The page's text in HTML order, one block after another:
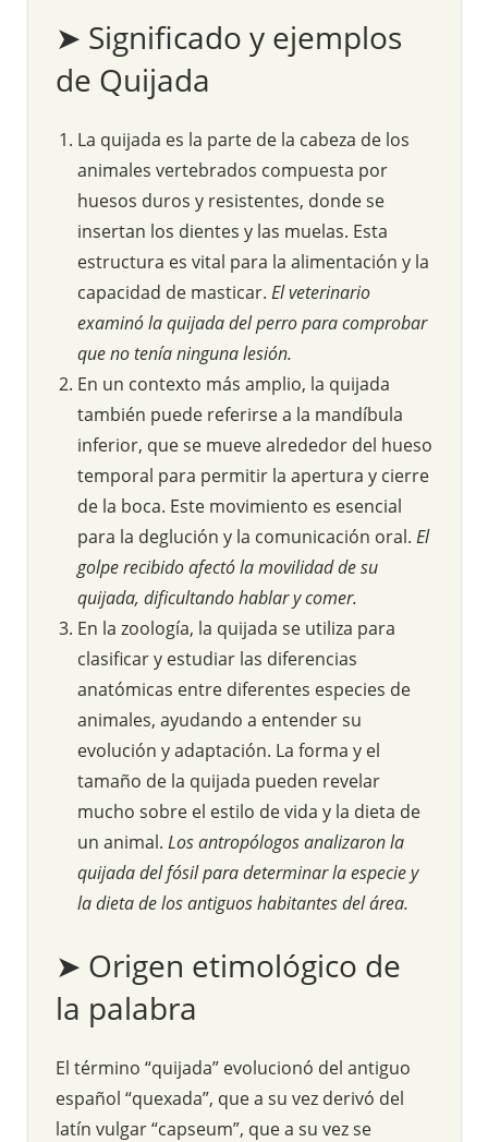
➤ Significado y ejemplos
de Quijada
La quijada es la parte de la cabeza de los
animales vertebrados compuesta por
huesos duros y resistentes, donde se
insertan los dientes y las muelas. Esta
estructura es vital para la alimentación y la
capacidad de masticar. El veterinario
examinó la quijada del perro para comprobar
que no tenía ninguna lesión.
En un contexto más amplio, la quijada
también puede referirse a la mandíbula
inferior, que se mueve alrededor del hueso
temporal para permitir la apertura y cierre
de la boca. Este movimiento es esencial
para la deglución y la comunicación oral. El
golpe recibido afectó la movilidad de su
quijada, dificultando hablar y comer.
En la zoología, la quijada se utiliza para
clasificar y estudiar las diferencias
anatómicas entre diferentes especies de
animales, ayudando a entender su
evolución y adaptación. La forma y el
tamaño de la quijada pueden revelar
mucho sobre el estilo de vida y la dieta de
un animal. Los antropólogos analizaron la
quijada del fósil para determinar la especie y
la dieta de los antiguos habitantes del área.
➤ Origen etimológico de
la palabra
El término “quijada” evolucionó del antiguo
español “quexada”, que a su vez derivó del
latín vulgar “capseum”, que a su vez se